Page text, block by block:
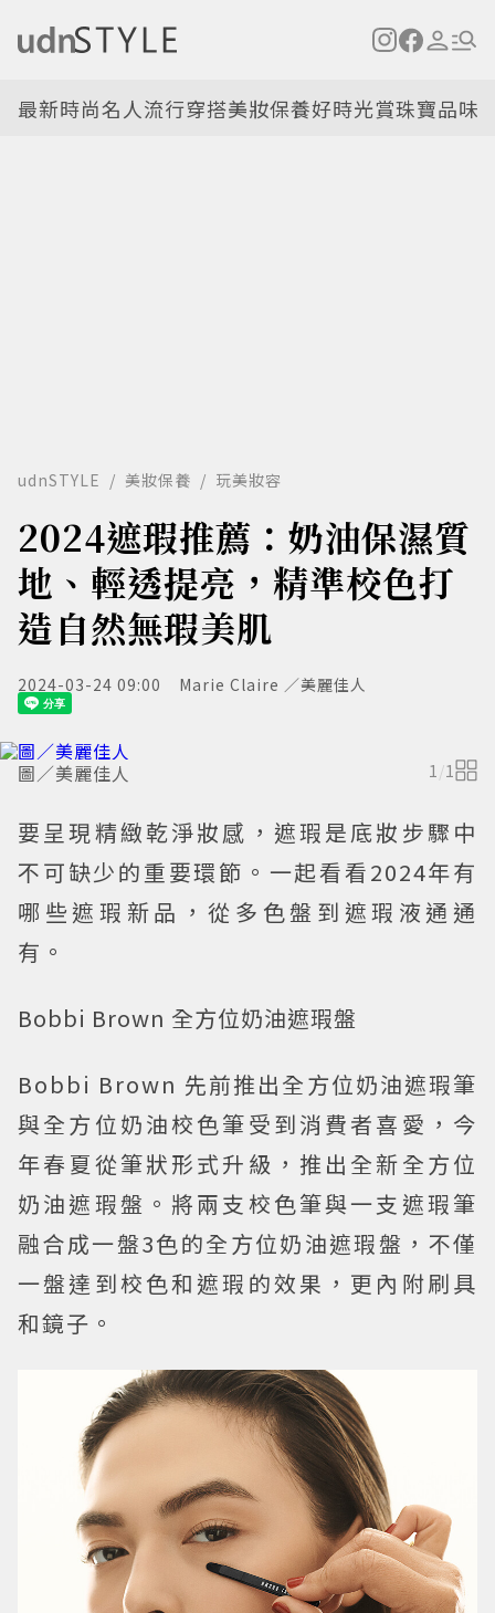
最新時尚名人流行穿搭美妝保養好時光賞珠寶品味
udnSTYLE 美妝保養 玩美妝容
2024遮瑕推薦：奶油保濕質
地、輕透提亮，精準校色打
造自然無瑕美肌
2024-03-24 09:00 Marie Claire ／美麗佳人
圖／美麗佳人 1/1
要呈現精緻乾淨妝感，遮瑕是底妝步驟中
不可缺少的重要環節。一起看看2024年有
哪些遮瑕新品，從多色盤到遮瑕液通通
有。
Bobbi Brown 全方位奶油遮瑕盤
Bobbi Brown 先前推出全方位奶油遮瑕筆
與全方位奶油校色筆受到消費者喜愛，今
年春夏從筆狀形式升級，推出全新全方位
奶油遮瑕盤。將兩支校色筆與一支遮瑕筆
融合成一盤3色的全方位奶油遮瑕盤，不僅
一盤達到校色和遮瑕的效果，更內附刷具
和鏡子。